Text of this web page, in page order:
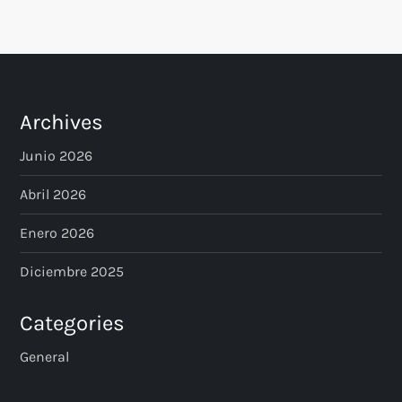
Este servicio
el Perú.
Ejemplos de consultas:
Archives
Junio 2026
Abril 2026
Enero 2026
Diciembre 2025
Categories
General